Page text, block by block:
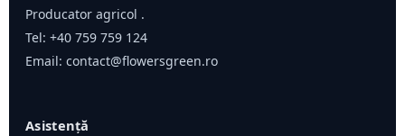
Producator agricol .
Tel: +40 759 759 124
Email: contact@flowersgreen.ro
Asistență